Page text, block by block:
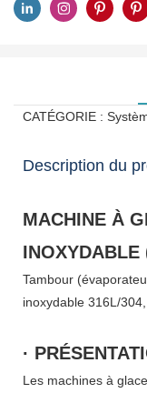
CATÉGORIE :
Description du
MACHINE À
Tambour
inoxydable 316L/
·
Les machines à